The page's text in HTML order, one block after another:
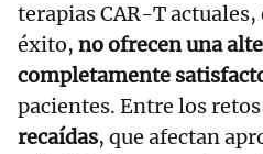
terapias CAR-T actuales,
éxito, no ofrecen una
completamente
pacientes. Entre los
recaídas, que afectan